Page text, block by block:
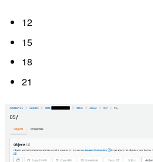
12
15
18
21